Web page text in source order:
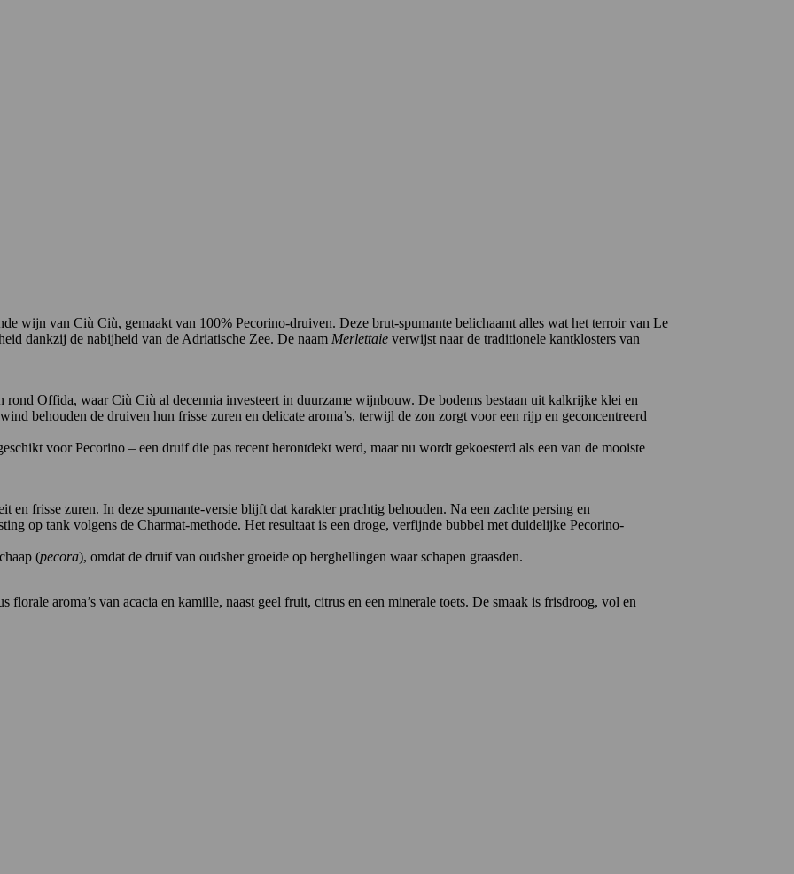
wijn van Ciù Ciù, gemaakt van 100% Pecorino-druiven. Deze brut-spumante belichaamt alles wat het terroir van Le
dankzij de nabijheid van de Adriatische Zee. De naam Merlettaie verwijst naar de traditionele kantklosters van
rond Offida, waarCiù Ciù al decennia investeert in duurzame wijnbouw. De bodems bestaan uit kalkrijke klei en
behouden de druiven hun frisse zuren en delicate aroma’s, terwijl de zon zorgt voor een rijp en geconcentreerd
voor Pecorino – een druif die pas recent herontdekt werd, maar nu wordt gekoesterd als een van de mooiste
frisse zuren. In deze spumante-versie blijft dat karakter prachtig behouden. Na een zachte persing en
op tank volgens de Charmat-methode. Het resultaat is een droge, verfijnde bubbel met duidelijke Pecorino-
(pecora), omdat de druif van oudsher groeide op berghellingen waar schapen graasden.
aroma’s van acacia en kamille, naast geel fruit, citrus en een minerale toets. De smaak is frisdroog, vol en